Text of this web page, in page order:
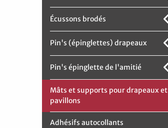
Écussons brodés
Pin's (épinglettes) drapeaux
Pin's épinglette de l'amitié
Mâts et supports pour drapeaux et
pavillons
Adhésifs autocollants